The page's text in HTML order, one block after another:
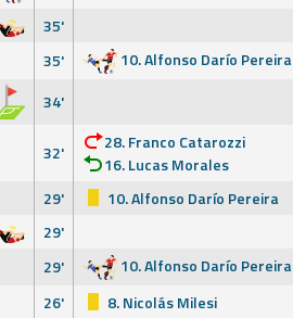
35'
35'
10. Alfonso Darío Pereira
34'
32'
28. Franco Catarozzi
16. Lucas Morales
29'
10. Alfonso Darío Pereira
29'
29'
10. Alfonso Darío Pereira
26'
8. Nicolás Milesi